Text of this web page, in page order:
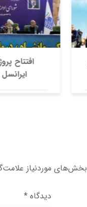
افتتاح
بخش‌های موردنیاز
دیدگاه*